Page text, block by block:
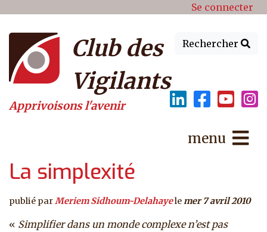
Menu du compte de Se connecter
Rechercher
Club des
Vigilants
Apprivoisons l'avenir
menu
La simplexité
publié parMeriem Sidhoum-Delahayelemer 7 avril 2010
« Simplifier dans un monde complexe n’est pas